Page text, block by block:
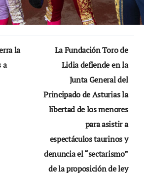
la
a
La Fundación Toro de
Lidia defiende en la
Junta General del
Principado de Asturias la
libertad de los menores
para asistir a
espectáculos taurinos y
denuncia el “sectarismo”
de la proposición de ley